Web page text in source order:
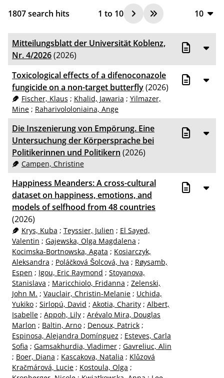
1807search hits 1 to 10
10
20
Mitteilungsblatt der Universität Koblenz,
Nr. 4/2026(2026)
Toxicological effects of a difenoconazole
fungicide on a non-target butterfly(2026)
Fischer, Klaus ; Khalid, Jawaria ; Yilmazer,
Mine ; Raharivololoniaina, Ange
Die Inszenierung von Empörung. Eine
Untersuchung der Körpersprache bei
Politikerinnen und Politikern (2026)
Campen, Christine
Happiness Meanders: A cross-cultural
dataset on happiness, emotions, and
models of selfhood from 48 countries
(2026)
Krys, Kuba ; Teyssier, Julien ; El Sayed,
Valentin ; Gajewska, Olga Magdalena ;
Kocimska-Bortnowska, Agata ; Kosiarczyk,
Aleksandra ; Poláčková Šolcová, Iva ; Røysamb,
Espen ; Igou, Eric Raymond ; Stoyanova,
Stanislava ; Maricchiolo, Fridanna ; Zelenski,
John M. ; Vauclair, Christin-Melanie ; Uchida,
Yukiko ; Sirlopú, David ; Akotia, Charity ; Albert,
Isabelle ; Appoh, Lily ; Arévalo Mira, Douglas
Marlon ; Baltin, Arno ; Denoux, Patrick ;
Espinosa, Alejandra Domínguez ; Esteves, Carla
Sofia ; Gamsakhurdia, Vladimer ; Gavreliuc, Alin
; Boer, Diana ; Kascakova, Natalia ; Klůzová
Kračmárová, Lucie ; Kostoula, Olga ;